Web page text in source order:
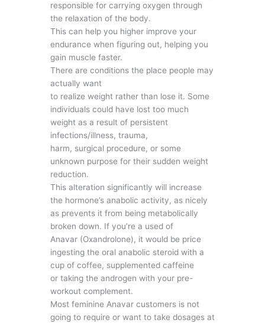
responsible for carrying oxygen through
the relaxation of the body.
This can help you higher improve your
endurance when figuring out, helping you
gain muscle faster.
There are conditions the place people may
actually want
to realize weight rather than lose it. Some
individuals could have lost too much
weight as a result of persistent
infections/illness, trauma,
harm, surgical procedure, or some
unknown purpose for their sudden weight
reduction.
This alteration significantly will increase
the hormone’s anabolic activity, as nicely
as prevents it from being metabolically
broken down. If you’re a used of
Anavar (Oxandrolone), it would be price
ingesting the oral anabolic steroid with a
cup of coffee, supplemented caffeine
or taking the androgen with your pre-
workout complement.
Most feminine Anavar customers is not
going to require or want to take dosages at